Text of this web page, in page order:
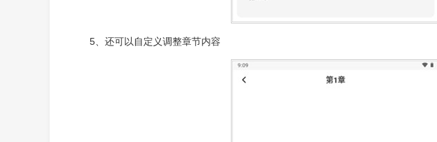
5、还可以自定义调整章节内容